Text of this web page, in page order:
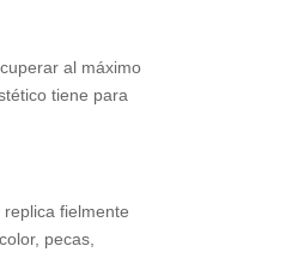
al máximo
tiene para
fielmente
pecas,